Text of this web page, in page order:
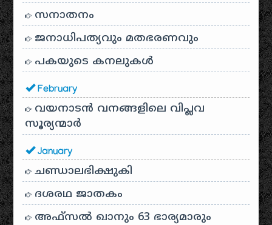
സനാതനം
ജനാധിപത്യവും മതഭരണവും
പകയുടെ കനലുകൾ
February
വയനാടൻ വനങ്ങളിലെ വിപ്ലവ
സൂര്യന്മാർ
January
ചണ്ഡാലഭിക്ഷുകി
ദശരഥ ജാതകം
അഫ്സൽ ഖാനും 63 ഭാര്യമാരും